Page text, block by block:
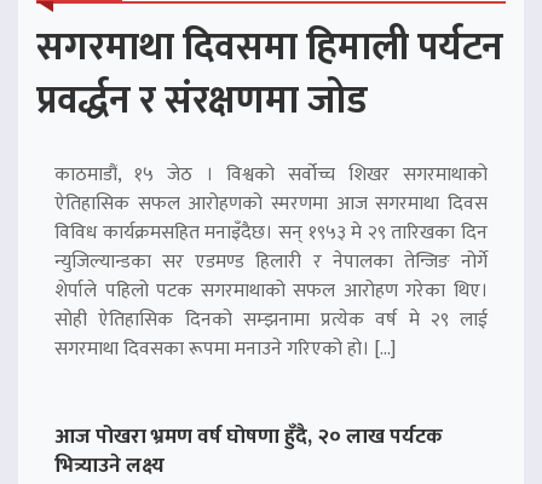
सगरमाथा दिवसमा हिमाली पर्यटन
प्रवर्द्धन र संरक्षणमा जोड
काठमाडौं, १५ जेठ । विश्वको सर्वोच्च शिखर सगरमाथाको
ऐतिहासिक सफल आरोहणको स्मरणमा आज सगरमाथा दिवस
विविध कार्यक्रमसहित मनाइँदैछ। सन् १९५३ मे २९ तारिखका दिन
न्युजिल्यान्डका सर एडमण्ड हिलारी र नेपालका तेन्जिङ नोर्गे
शेर्पाले पहिलो पटक सगरमाथाको सफल आरोहण गरेका थिए।
सोही ऐतिहासिक दिनको सम्झनामा प्रत्येक वर्ष मे २९ लाई
सगरमाथा दिवसका रूपमा मनाउने गरिएको हो। […]
आज पोखरा भ्रमण वर्ष घोषणा हुँदै, २० लाख पर्यटक
भित्र्याउने लक्ष्य